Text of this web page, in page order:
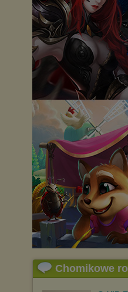
Chomikowe